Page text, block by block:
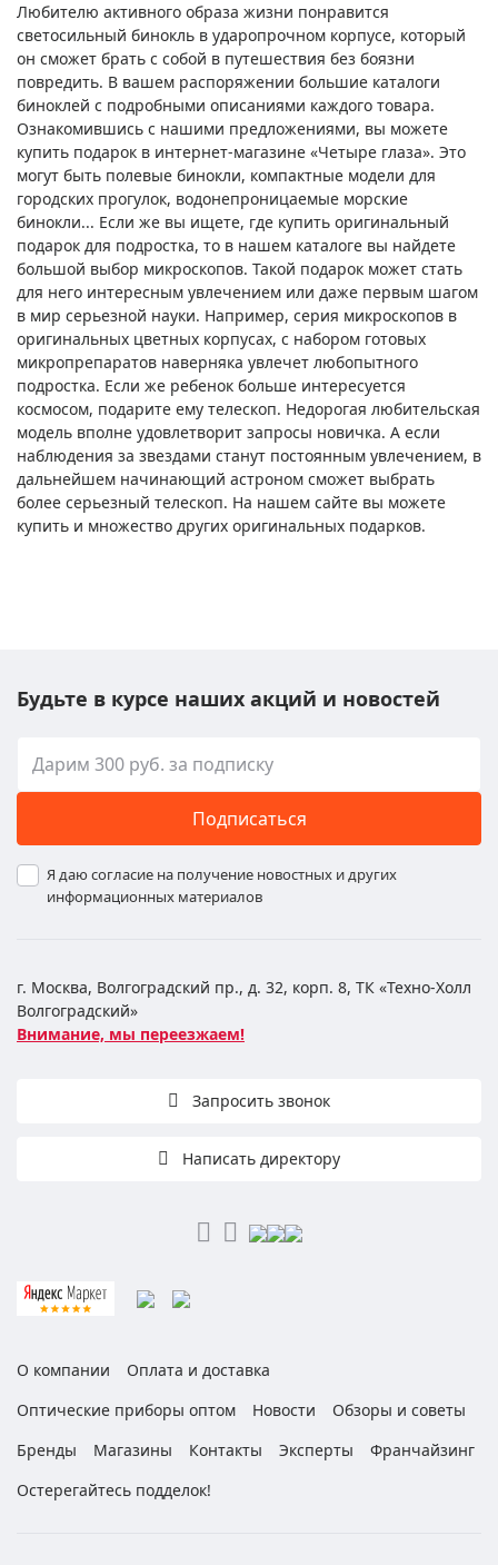
Любителю активного образа жизни понравится
светосильный бинокль в ударопрочном корпусе, который
он сможет брать с собой в путешествия без боязни
повредить. В вашем распоряжении большие каталоги
биноклей с подробными описаниями каждого товара.
Ознакомившись с нашими предложениями, вы можете
купить подарок в интернет-магазине «Четыре глаза». Это
могут быть полевые бинокли, компактные модели для
городских прогулок, водонепроницаемые морские
бинокли... Если же вы ищете, где купить оригинальный
подарок для подростка, то в нашем каталоге вы найдете
большой выбор микроскопов. Такой подарок может стать
для него интересным увлечением или даже первым шагом
в мир серьезной науки. Например, серия микроскопов в
оригинальных цветных корпусах, с набором готовых
микропрепаратов наверняка увлечет любопытного
подростка. Если же ребенок больше интересуется
космосом, подарите ему телескоп. Недорогая любительская
модель вполне удовлетворит запросы новичка. А если
наблюдения за звездами станут постоянным увлечением, в
дальнейшем начинающий астроном сможет выбрать
более серьезный телескоп. На нашем сайте вы можете
купить и множество других оригинальных подарков.
Будьте в курсе наших акций и новостей
Подписаться
Я даю согласие на получение новостных и других
информационных материалов
г. Москва, Волгоградский пр., д. 32, корп. 8, ТК «Техно-Холл
Волгоградский»
Внимание, мы переезжаем!
Запросить звонок
Написать директору
О компании
Оплата и доставка
Оптические приборы оптом
Новости
Обзоры и советы
Бренды
Магазины Контакты Эксперты
Франчайзинг
Остерегайтесь подделок!